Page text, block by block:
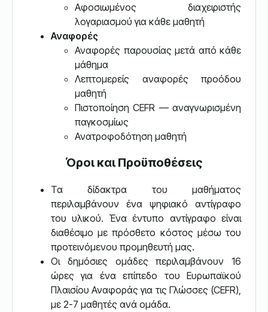
Αφοσιωμένος διαχειριστής
λογαριασμού για κάθε μαθητή
Αναφορές
Αναφορές παρουσίας μετά από κάθε
μάθημα
Λεπτομερείς αναφορές προόδου
μαθητή
Πιστοποίηση CEFR — αναγνωρισμένη
παγκοσμίως
Ανατροφοδότηση μαθητή
Όροι και Προϋποθέσεις
Τα δίδακτρα του μαθήματος
περιλαμβάνουν ένα ψηφιακό αντίγραφο
του υλικού. Ένα έντυπο αντίγραφο είναι
διαθέσιμο με πρόσθετο κόστος μέσω του
προτεινόμενου προμηθευτή μας.
Οι δημόσιες ομάδες περιλαμβάνουν 16
ώρες για ένα επίπεδο του Ευρωπαϊκού
Πλαισίου Αναφοράς για τις Γλώσσες (CEFR),
με 2-7 μαθητές ανά ομάδα.